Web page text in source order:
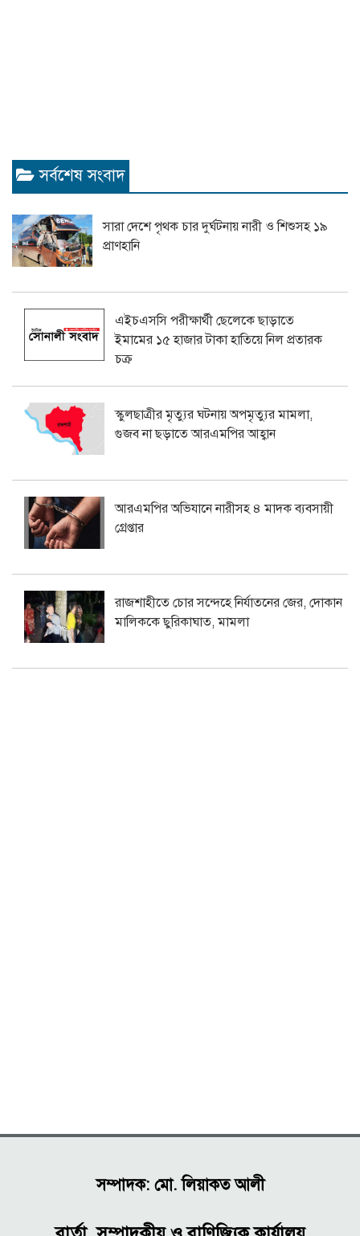
সর্বশেষ সংবাদ
সারা দেশে পৃথক চার দুর্ঘটনায় নারী ও শিশুসহ ১৯
প্রাণহানি
এইচএসসি পরীক্ষার্থী ছেলেকে ছাড়াতে
ইমামের ১৫ হাজার টাকা হাতিয়ে নিল প্রতারক
চক্র
স্কুলছাত্রীর মৃত্যুর ঘটনায় অপমৃত্যুর মামলা,
গুজব না ছড়াতে আরএমপির আহ্বান
আরএমপির অভিযানে নারীসহ ৪ মাদক ব্যবসায়ী
গ্রেপ্তার
রাজশাহীতে চোর সন্দেহে নির্যাতনের জের, দোকান
মালিককে ছুরিকাঘাত, মামলা
সম্পাদক: মো. লিয়াকত আলী